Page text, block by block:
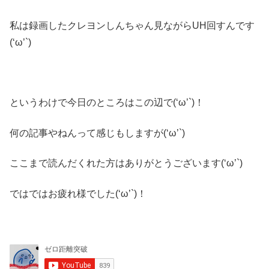
私は録画したクレヨンしんちゃん見ながらUH回すんです
(‘ω’`)
というわけで今日のところはこの辺で(‘ω’`)！
何の記事やねんって感じもしますが(‘ω’`)
ここまで読んだくれた方はありがとうございます(‘ω’`)
ではではお疲れ様でした(‘ω’`)！